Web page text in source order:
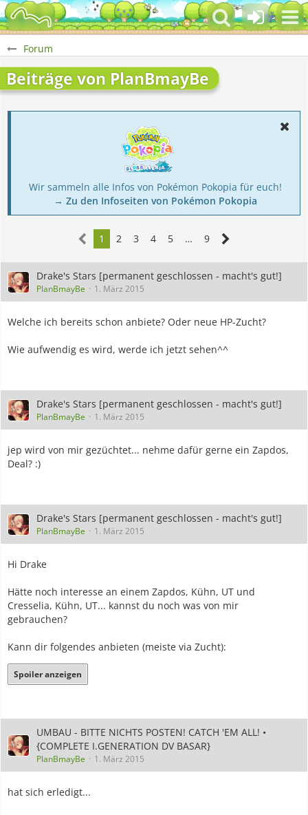
Forum
Beiträge von PlanBmayBe
Wir sammeln alle Infos von Pokémon Pokopia für euch!
→ Zu den Infoseiten von Pokémon Pokopia
1 2 3 4 5 … 9
Drake's Stars [permanent geschlossen - macht's gut!]
PlanBmayBe 1. März 2015
Welche ich bereits schon anbiete? Oder neue HP-Zucht?
Wie aufwendig es wird, werde ich jetzt sehen^^
Drake's Stars [permanent geschlossen - macht's gut!]
PlanBmayBe 1. März 2015
jep wird von mir gezüchtet... nehme dafür gerne ein Zapdos,
Deal? :)
Drake's Stars [permanent geschlossen - macht's gut!]
PlanBmayBe 1. März 2015
Hi Drake
Hätte noch interesse an einem Zapdos, Kühn, UT und
Cresselia, Kühn, UT... kannst du noch was von mir
gebrauchen?
Kann dir folgendes anbieten (meiste via Zucht):
Spoiler anzeigen
UMBAU - BITTE NICHTS POSTEN! CATCH 'EM ALL! •
{COMPLETE I.GENERATION DV BASAR}
PlanBmayBe 1. März 2015
hat sich erledigt...